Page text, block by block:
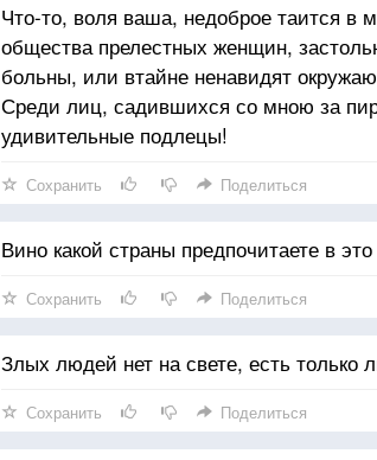
Что-то, воля ваша, недоброе таится в
общества прелестных женщин,
больны, или втайне ненавидят
Среди лиц, садившихся со мною за
удивительные подлецы!
Сохранить Поделиться
Вино какой страны предпочитаете в
Сохранить Поделиться
Злых людей нет на свете, есть только
Сохранить Поделиться